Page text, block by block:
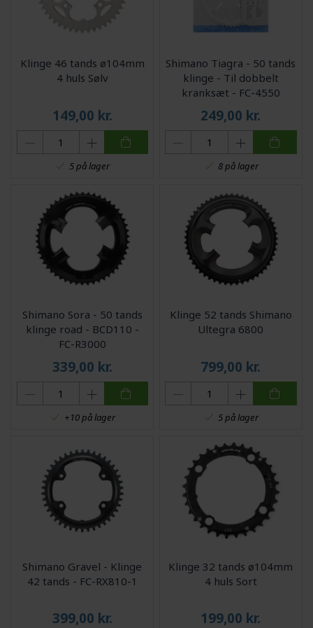
Klinge 46 tands ø104mm
4 huls Sølv
149,00 kr.
5 på lager
Shimano Tiagra - 50 tands
klinge - Til dobbelt
kranksæt - FC-4550
249,00 kr.
8 på lager
Shimano Sora - 50 tands
klinge road - BCD110 -
FC-R3000
339,00 kr.
+10 på lager
Klinge 52 tands Shimano
Ultegra 6800
799,00 kr.
5 på lager
Shimano Gravel - Klinge
42 tands - FC-RX810-1
399,00 kr.
Klinge 32 tands ø104mm
4 huls Sort
199,00 kr.